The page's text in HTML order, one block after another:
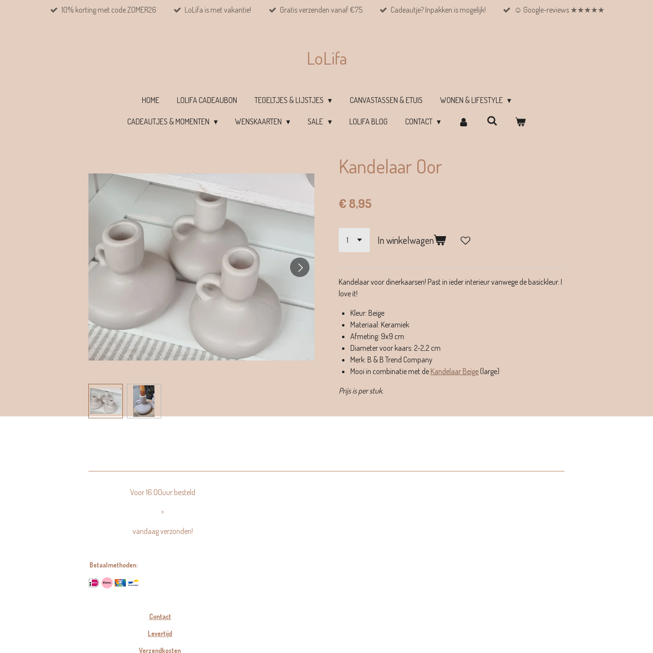
10% korting met code ZOMER26 LoLifa is met vakantie! Gratis verzenden vanaf €75 Cadeautje? Inpakken is mogelijk! ☺︎ Google-reviews ★★★★★
LoLifa
HOME LOLIFA CADEAUBON TEGELTJES & LIJSTJES CANVASTASSEN & ETUIS WONEN & LIFESTYLE
CADEAUTJES & MOMENTEN WENSKAARTEN SALE LOLIFA BLOG CONTACT
Kandelaar Oor
€ 8,95
In winkelwagen
Kandelaar voor dinerkaarsen! Past in ieder interieur vanwege de basickleur. I
love it!
Kleur: Beige
Materiaal: Keramiek
Afmeting: 9x9 cm
Diameter voor kaars: 2-2,2 cm
Merk: B & B Trend Company
Mooi in combinatie met de Kandelaar Beige (large)
Prijs is per stuk.
Voor 16:00uur besteld
=
vandaag verzonden!
Betaalmethoden:
Contact
Levertijd
Verzendkosten